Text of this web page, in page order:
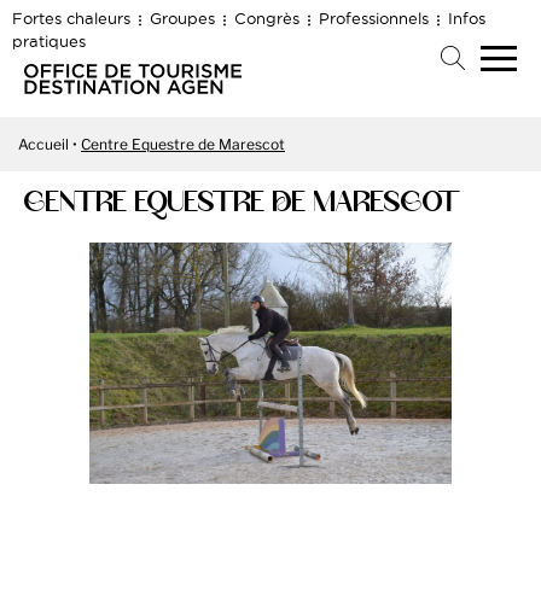
Fortes chaleurs Groupes Congrès Professionnels
Infos
pratiques
Accueil Centre Equestre de Marescot
CENTRE EQUESTRE DE MARESCOT